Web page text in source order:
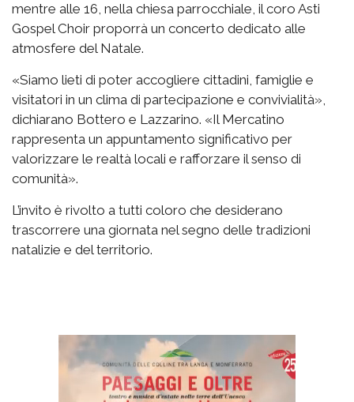
mentre alle 16, nella chiesa parrocchiale, il coro Asti
Gospel Choir proporrà un concerto dedicato alle
atmosfere del Natale.
«Siamo lieti di poter accogliere cittadini, famiglie e
visitatori in un clima di partecipazione e convivialità»,
dichiarano Bottero e Lazzarino. «Il Mercatino
rappresenta un appuntamento significativo per
valorizzare le realtà locali e rafforzare il senso di
comunità».
L’invito è rivolto a tutti coloro che desiderano
trascorrere una giornata nel segno delle tradizioni
natalizie e del territorio.